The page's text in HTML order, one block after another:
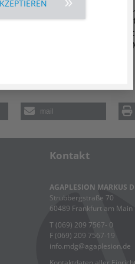
Carolin
und Dr. Franziska
für Theologie – Diakonie –
Spaß bei der Auswahl der
mail
Kontakt
AGAPLESION MARKUS
Strubbergstraße 70
60489 Frankfurt am Main
T (069) 209 7567- 0
F (069) 209 7567-19
info.mdg@agaplesion.de